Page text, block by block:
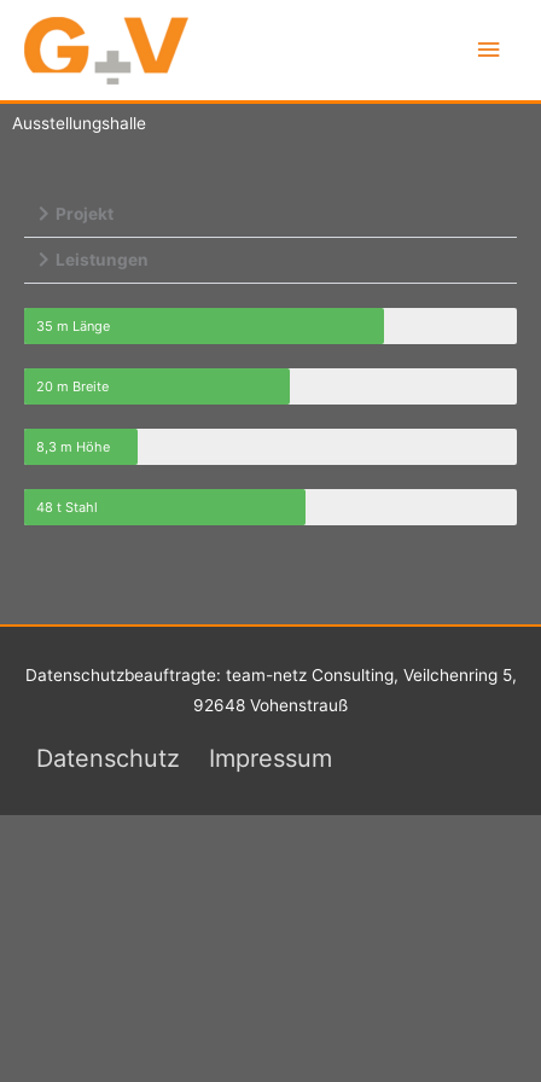
Inhalt
springen
Ausstellungshalle
Projekt
Leistungen
35 m Länge
20 m Breite
8,3 m Höhe
48 t Stahl
Datenschutzbeauftragte: team-netz Consulting, Veilchenring 5,
92648 Vohenstrauß
Datenschutz Impressum